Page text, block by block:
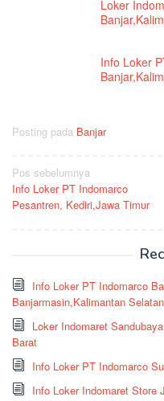
Loker
Info Loker
Posting pada Banjar
Navigasi
pos
Pos sebelumnya
Info Loker PT Indomarco
Pesantren, Kediri,Jawa Timur
Info Loker PT Indomarco
Banjarmasin,Kalimantan Selatan
Loker Indomaret
Barat
Info Loker PT Indomarco
Info Loker Indomaret Store